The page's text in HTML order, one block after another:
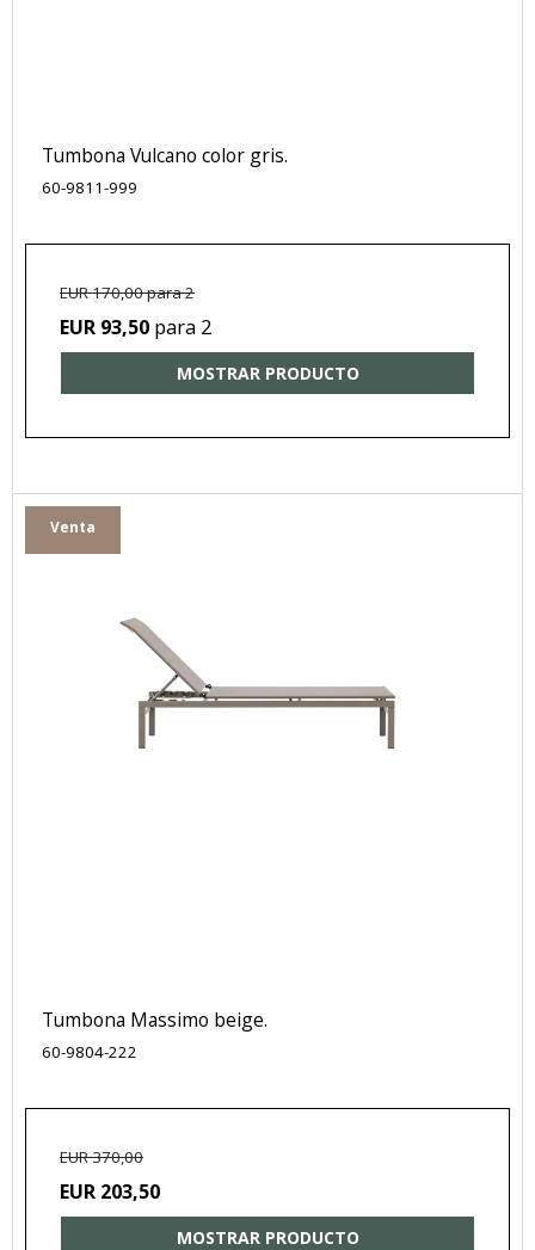
Tumbona Vulcano color gris.
60-9811-999
EUR 170,00 para 2
EUR 93,50 para 2
MOSTRAR PRODUCTO
Venta
Tumbona Massimo beige.
60-9804-222
EUR 370,00
EUR 203,50
MOSTRAR PRODUCTO